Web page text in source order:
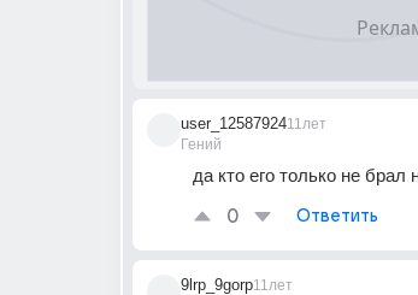
user_12587924
Гений
11лет
да кто его только не
0 Ответить
9lrp_9gorp11лет